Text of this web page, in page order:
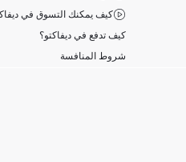
كيف يمكنك التسوق في
كيف تدفع في ديفاكتو؟
شروط المنافسة